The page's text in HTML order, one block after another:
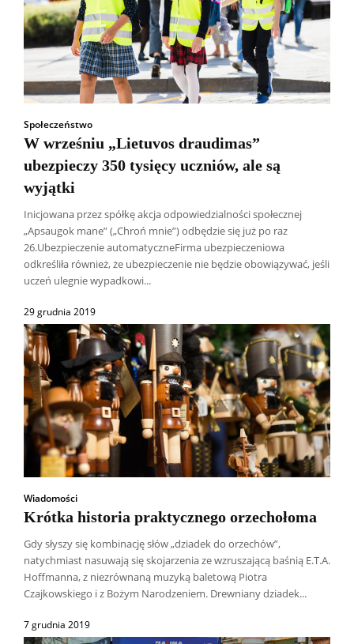
Społeczeństwo
W wrześniu „Lietuvos draudimas”
ubezpieczy 350 tysięcy uczniów, ale są
wyjątki
Inicjowana przez spółkę akcja odpowiedzialności społecznej
„Apsaugok mane” („Chroń mnie”) odbędzie się już po raz
26.Ubezpieczenie automatyczneFirma ubezpieczeniowa
odkreśliła również, że ubezpieczenie nie będzie obowiązywać, jeśli
uczeń ulegnie wypadkowi...
29 grudnia 2019
Wiadomości
Krótka historia praktycznego orzechołoma
Gdy słyszy się kombinację słów „dziadek do orzechów”,
natychmiast nasuwają się skojarzenia ze wzruszającą baśnią E.T.A.
Hoffmanna, z niezrównaną muzyką baletową Piotra
Czajkowskiego i z Bożym Narodzeniem. Drewniany dziadek...
7 grudnia 2019